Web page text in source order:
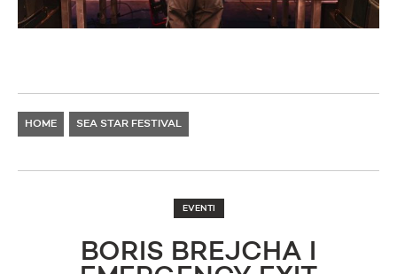
HOME SEA STAR FESTIVAL
EVENTI
BORIS BREJCHA I